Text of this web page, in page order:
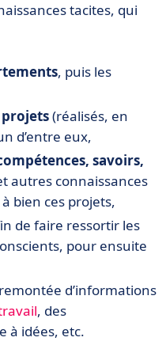
tacites, qui
, puis les
projets(réalisés, en
d’entre eux,
savoirs,
autres connaissances
bien ces projets,
de faire ressortir les
pour ensuite
d’informations
, des
à idées, etc.